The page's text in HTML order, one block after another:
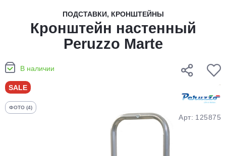
ПОДСТАВКИ, КРОНШТЕЙНЫ
Кронштейн настенный
Peruzzo Marte
В наличии
SALE
ФОТО (4)
Арт: 125875
Разбейте
оплатуна части
без переплат
График платежей